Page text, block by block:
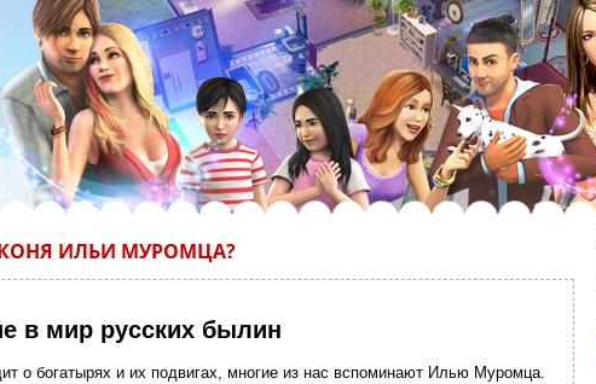
ИЛЬИ МУРОМЦА?
в мир русских былин
о богатырях и их подвигах, многие из нас вспоминают Илью Муромца.